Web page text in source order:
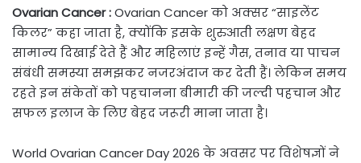
Ovarian Cancer :Ovarian Cancer को अक्सर “साइलेंट
किलर” कहा जाता है, क्योंकि इसके शुरुआती लक्षण बेहद
सामान्य दिखाई देते हैं और महिलाएं इन्हें गैस, तनाव या पाचन
संबंधी समस्या समझकर नजरअंदाज कर देती हैं। लेकिन समय
रहते इन संकेतों को पहचानना बीमारी की जल्दी पहचान और
सफल इलाज के लिए बेहद जरूरी माना जाता है।
World Ovarian Cancer Day 2026 के अवसर पर विशेषज्ञों ने